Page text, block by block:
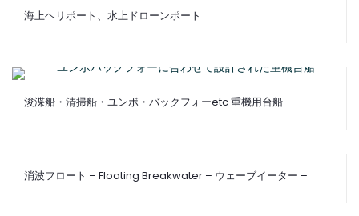
海上ヘリポート、水上ドローンポート
浚渫船・清掃船・ユンボ・バックフォーetc 重機用台船
消波フロート – Floating Breakwater – ウェーブイーター –